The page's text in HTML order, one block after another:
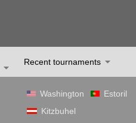
Recent tournaments
Washington
Estoril
Kitzbuhel